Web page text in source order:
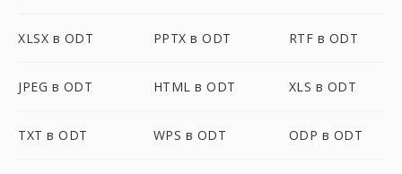
XLSX в ODT PPTX в ODT RTF в ODT
JPEG в ODT HTML в ODT XLS в ODT
TXT в ODT WPS в ODT ODP в ODT